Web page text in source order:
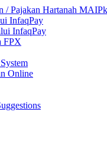
/ Pajakan Hartanah MAIPk
InfaqPay
InfaqPay
FPX
Online